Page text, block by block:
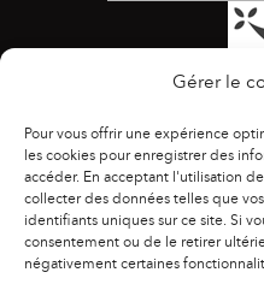
Gérer le
Pour vous offrir une expérience
les cookies pour enregistrer des
accéder. En acceptant l'utilisation
collecter des données telles que
identifiants uniques sur ce site. Si
consentement ou de le retirer
négativement certaines
ACCESSIBILITÉ |
CONTACTS